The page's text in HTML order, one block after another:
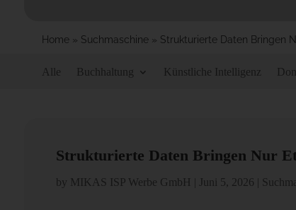
Home» Suchmaschine» Strukturierte Daten Bringen
Alle Buchhaltung Künstliche Intelligenz
Strukturierte Daten Bringen Nur
by MIKAS ISP Werbe GmbH Juni 5, 2026